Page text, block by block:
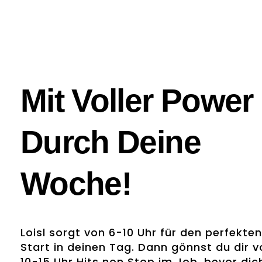
Mit Voller Power
Durch Deine
Woche!
Loisl sorgt von 6-10 Uhr für den perfekten
Start in deinen Tag. Dann gönnst du dir